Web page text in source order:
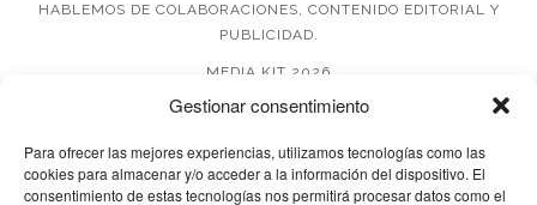
Gestionar consentimiento
Para ofrecer las mejores experiencias, utilizamos tecnologías como las
cookies para almacenar y/o acceder a la información del dispositivo. El
consentimiento de estas tecnologías nos permitirá procesar datos como el
HABLEMOS DE COLABORACIONES, CONTENIDO EDITORIAL Y
PUBLICIDAD.
MEDIA KIT 2026
AVISO DE PRIVACIDAD